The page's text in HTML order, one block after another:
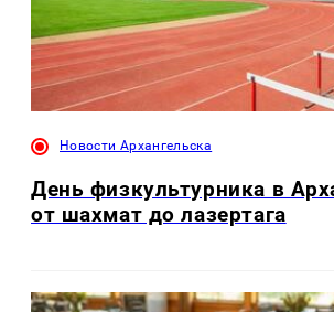
Новости Архангельска
День физкультурника в
от шахмат до лазертага